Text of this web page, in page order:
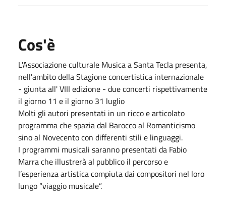
Cos'è
L'Associazione culturale Musica a Santa Tecla presenta,
nell'ambito della Stagione concertistica internazionale
- giunta all' VIII edizione - due concerti rispettivamente
il giorno 11 e il giorno 31 luglio
Molti gli autori presentati in un ricco e articolato
programma che spazia dal Barocco al Romanticismo
sino al Novecento con differenti stili e linguaggi.
I programmi musicali saranno presentati da Fabio
Marra che illustrerà al pubblico il percorso e
l’esperienza artistica compiuta dai compositori nel loro
lungo “viaggio musicale”.